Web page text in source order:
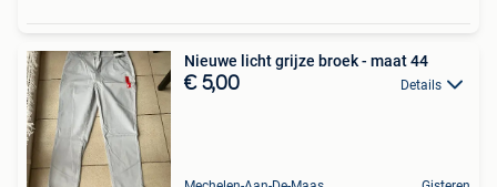
Nieuwe licht grijze broek - maat 44
€ 5,00 Details